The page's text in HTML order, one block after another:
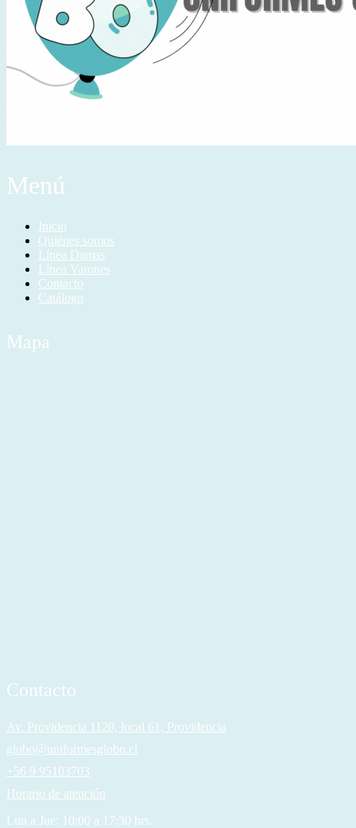
Menú
Inicio
Quiénes somos
Línea Damas
Línea Varones
Contacto
Catálogo
Mapa
Contacto
Av. Providencia 1120, local 61, Providencia
globo@uniformesglobo.cl
+56 9 95103703
Horario de atención
Lun a Jue: 10:00 a 17:30 hrs.